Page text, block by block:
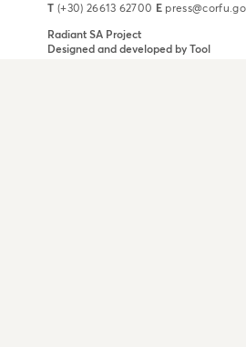
T (+30) 26613 62700 E
Radiant SA Project
Designed and developed by Tool